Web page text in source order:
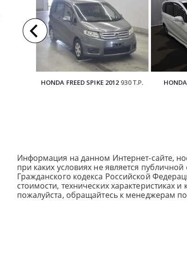
HONDA FREED SPIKE 2012 930 Т.Р.
Информация на данном Интернет-сайте,
при каких условиях не является
Гражданского кодекса Российской
стоимости, технических характеристиках
пожалуйста, обращайтесь к менеджерам